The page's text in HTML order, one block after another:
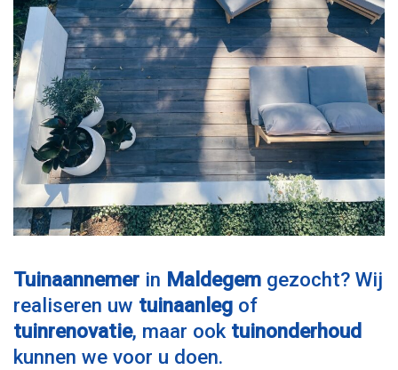
Tuinaannemer in Maldegem gezocht? Wij
realiseren uw tuinaanleg of
tuinrenovatie, maar ook tuinonderhoud
kunnen we voor u doen.